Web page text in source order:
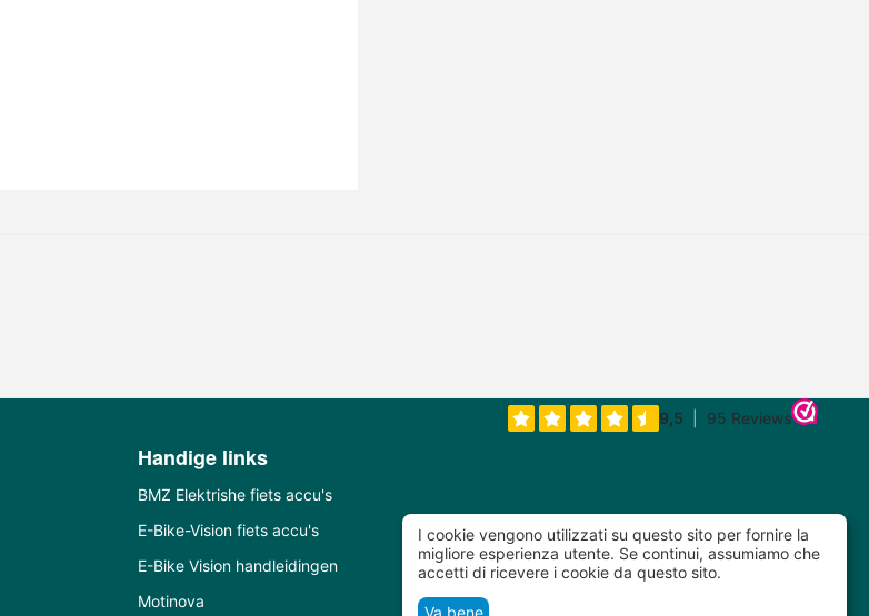
€64,15 103,74
Handige links
BMZ Elektrishe fiets accu's
E-Bike-Vision fiets accu's
E-Bike Vision handleidingen
Motinova
I cookie vengono utilizzati su questo sito per fornire la
migliore esperienza utente. Se continui, assumiamo che
accetti di ricevere i cookie da questo sito.